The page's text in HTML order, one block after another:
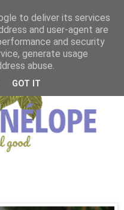
to deliver its services
and user-agent are
and security
generate usage
abuse.
GOT IT